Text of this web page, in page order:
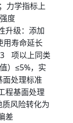
力学指标上
度
升级：添加
寿命延长
项以上同类
）≤5%，实
处理标准
程基面处理
风险转化为
差